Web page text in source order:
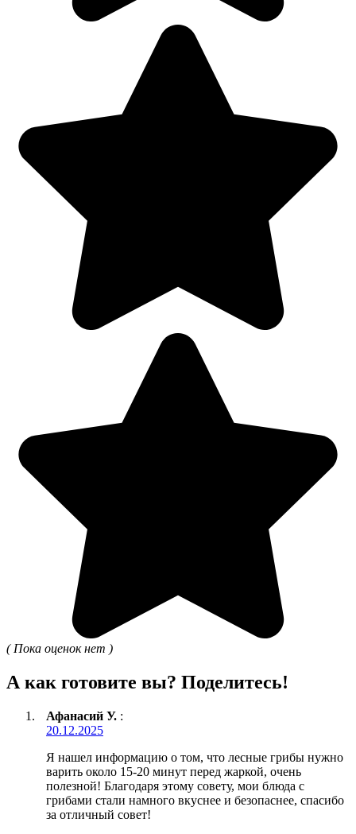
( Пока оценок нет )
А как готовите вы? Поделитесь!
Афанасий У. :
20.12.2025
Я нашел информацию о том, что лесные грибы нужно
варить около 15-20 минут перед жаркой, очень
полезной! Благодаря этому совету, мои блюда с
грибами стали намного вкуснее и безопаснее, спасибо
за отличный совет!